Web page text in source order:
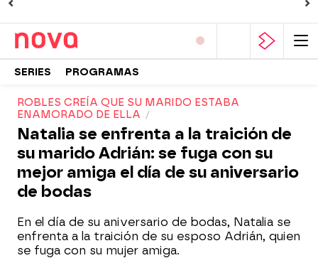
SERIES PROGRAMAS
ROBLES CREÍA QUE SU MARIDO ESTABA
ENAMORADO DE ELLA
Natalia se enfrenta a la traición de
su marido Adrián: se fuga con su
mejor amiga el día de su aniversario
de bodas
En el día de su aniversario de bodas, Natalia se
enfrenta a la traición de su esposo Adrián, quien
se fuga con su mujer amiga.